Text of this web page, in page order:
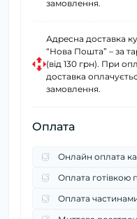
замовлення.
Адресна доставка
“Нова Пошта” – за
(від 130 грн). При
доставка
замовлення.
Оплата
Онлайн оплата
Оплата готівкою
Оплата